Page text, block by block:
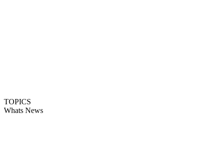
TOPICS
Whats News